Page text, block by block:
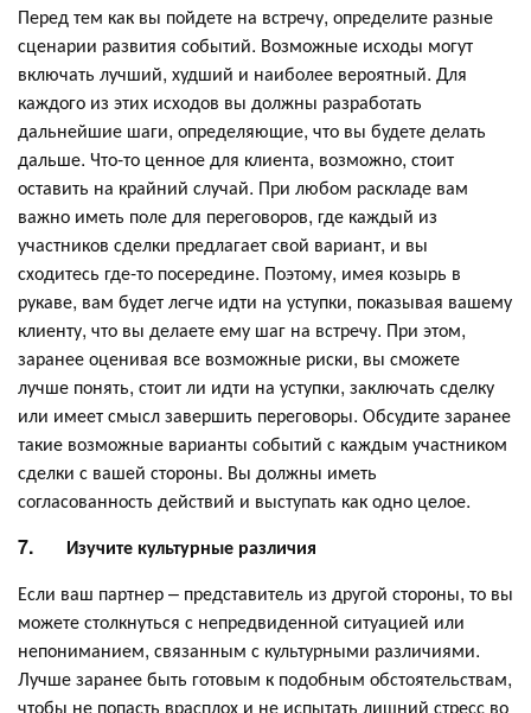
Перед тем как вы пойдете на встречу, определите разные
сценарии развития событий. Возможные исходы могут
включать лучший, худший и наиболее вероятный. Для
каждого из этих исходов вы должны разработать
дальнейшие шаги, определяющие, что вы будете делать
дальше. Что-то ценное для клиента, возможно, стоит
оставить на крайний случай. При любом раскладе вам
важно иметь поле для переговоров, где каждый из
участников сделки предлагает свой вариант, и вы
сходитесь где-то посередине. Поэтому, имея козырь в
рукаве, вам будет легче идти на уступки, показывая вашему
клиенту, что вы делаете ему шаг на встречу. При этом,
заранее оценивая все возможные риски, вы сможете
лучше понять, стоит ли идти на уступки, заключать сделку
или имеет смысл завершить переговоры. Обсудите заранее
такие возможные варианты событий с каждым участником
сделки с вашей стороны. Вы должны иметь
согласованность действий и выступать как одно целое.
7. Изучите культурные различия
Если ваш партнер – представитель из другой стороны, то вы
можете столкнуться с непредвиденной ситуацией или
непониманием, связанным с культурными различиями.
Лучше заранее быть готовым к подобным обстоятельствам,
чтобы не попасть врасплох и не испытать лишний стресс во